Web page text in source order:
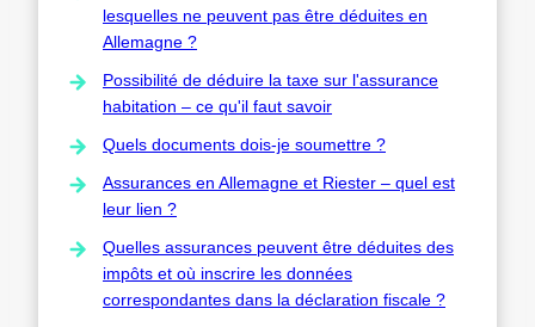
lesquelles ne peuvent pas être déduites en
Allemagne ?
Possibilité de déduire la taxe sur l'assurance
habitation – ce qu'il faut savoir
Quels documents dois-je soumettre ?
Assurances en Allemagne et Riester – quel est
leur lien ?
Quelles assurances peuvent être déduites des
impôts et où inscrire les données
correspondantes dans la déclaration fiscale ?